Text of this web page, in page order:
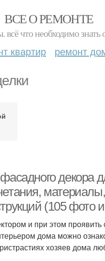
ВСЕ О РЕМОНТЕ
всё что необходимо
квартир ремонт
декора
(105 фото
и при этом
дома можно
хозяев дома